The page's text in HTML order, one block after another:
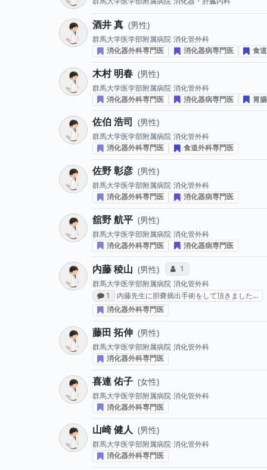
酒井 真 男性
群馬大学医学部附属病院 消化管外科
消化器外科専門医
消化器病専門医 食
木村 明春 男性
群馬大学医学部附属病院 消化管外科
消化器外科専門医
消化器病専門医 胃
佐伯 浩司 男性
群馬大学医学部附属病院 消化管外科
消化器外科専門医
食道外科専門医
佐野 彰彦 男性
群馬大学医学部附属病院 消化管外科
消化器外科専門医
消化器病専門医
舘野 航平 男性
群馬大学医学部附属病院 消化管外科
消化器外科専門医
消化器病専門医
内藤 稜山 男性 コミュニケーション・タイ
1
群馬大学医学部附属病院 消化管外科
感想投稿数
1
内藤先生に胆嚢摘出手術をして頂きました…
消化器外科専門医
藤田 拓伸 男性
群馬大学医学部附属病院 消化管外科
消化器外科専門医
喜連 佑子 女性
群馬大学医学部附属病院 消化管外科
消化器外科専門医
山崎 健人 男性
群馬大学医学部附属病院 消化管外科
消化器外科専門医